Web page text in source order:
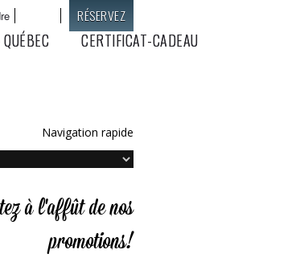
Langues
CERTIFICAT-CADEAU
RÉSERVEZ
Navigation rapide
à l'affût de nos
promotions!